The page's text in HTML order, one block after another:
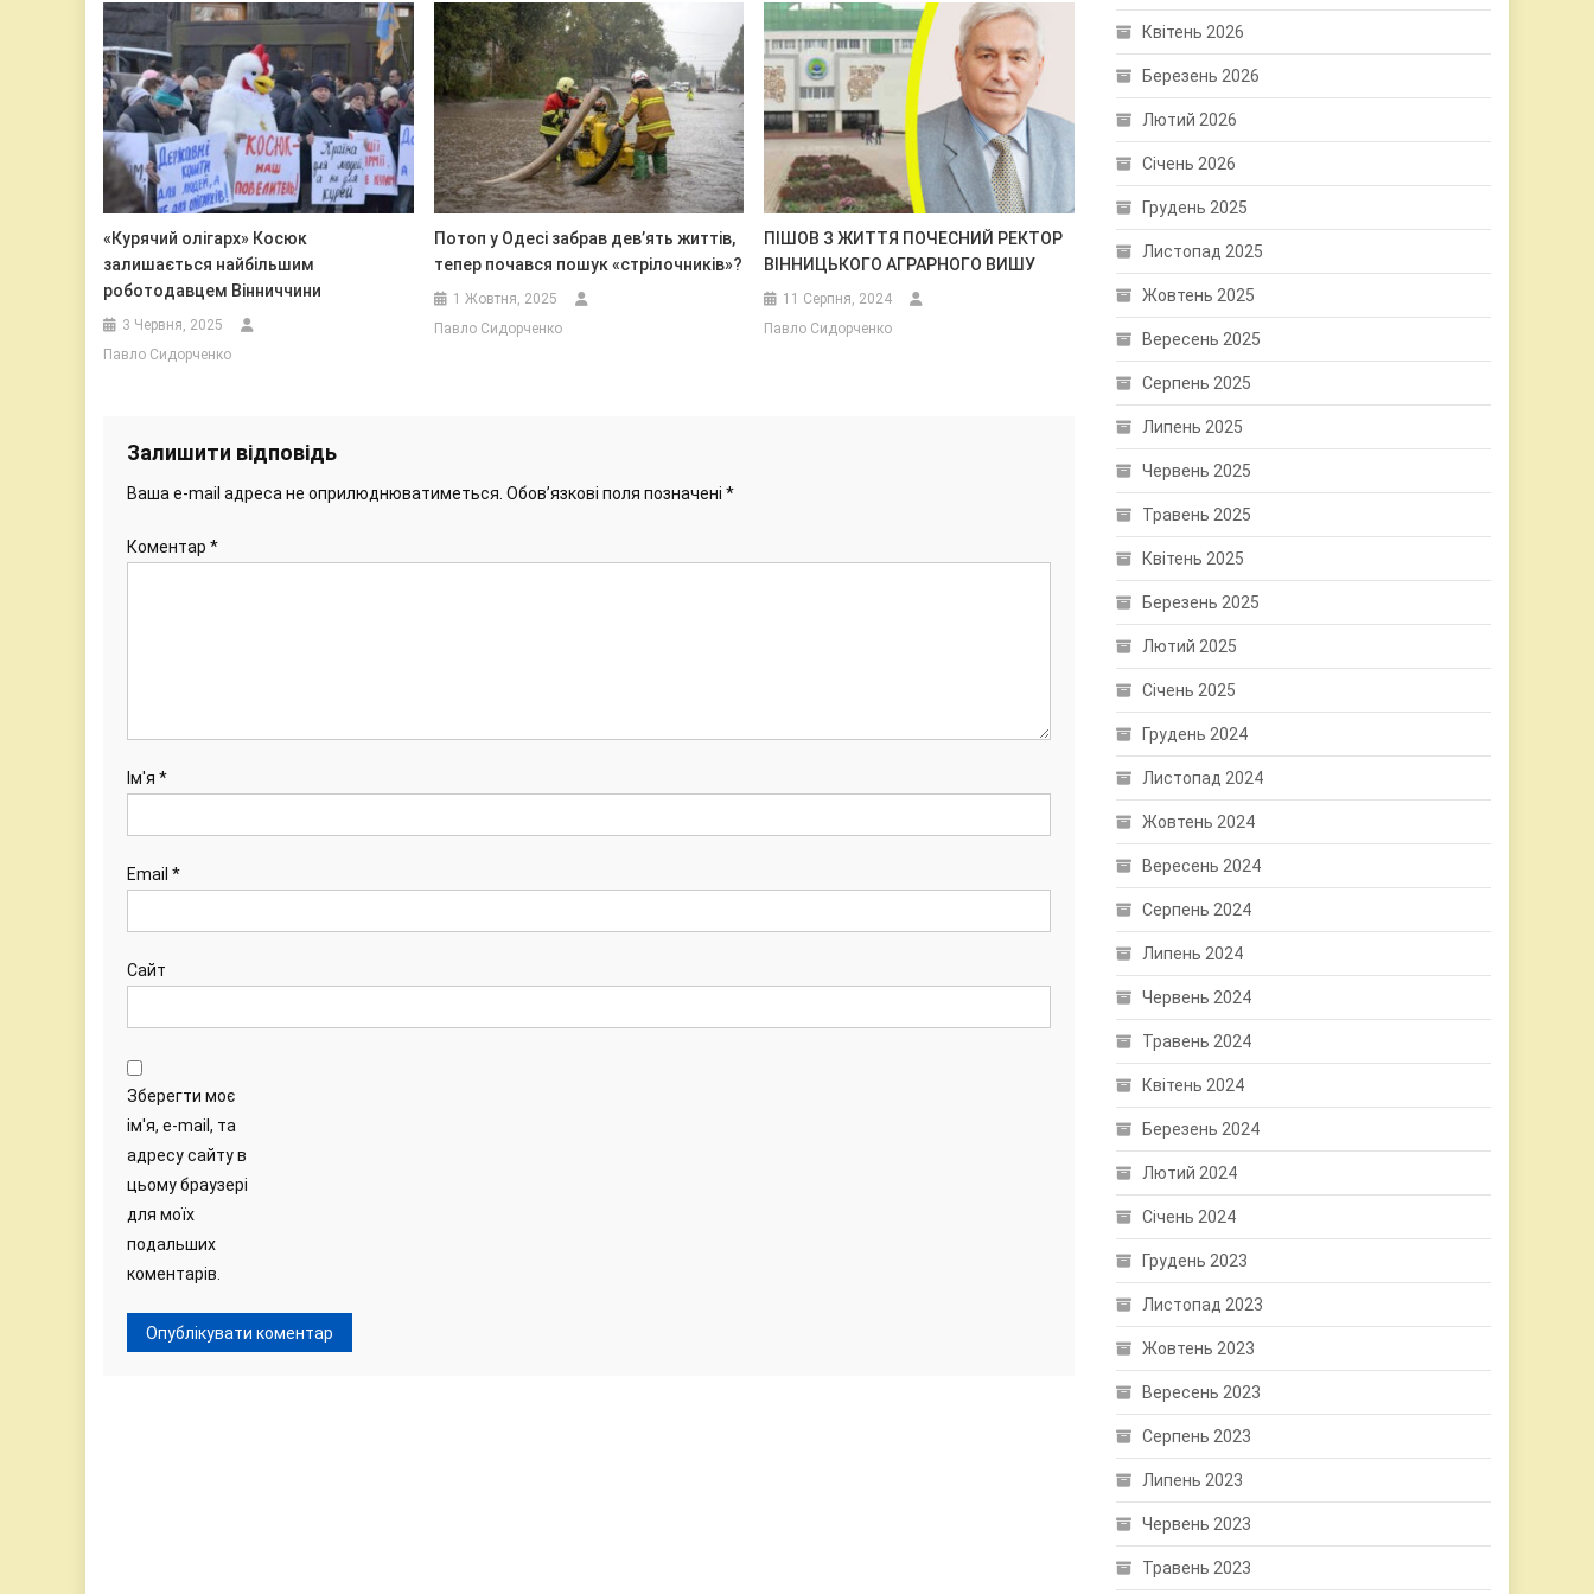
«Курячий олігарх» Косюк
залишається найбільшим
роботодавцем Вінниччини
3 Червня, 2025
Павло Сидорченко
Потоп у Одесі забрав дев’ять життів,
тепер почався пошук «стрілочників»?
1 Жовтня, 2025
Павло Сидорченко
ПІШОВ З ЖИТТЯ ПОЧЕСНИЙ РЕКТОР
ВІННИЦЬКОГО АГРАРНОГО ВИШУ
11 Серпня, 2024
Павло Сидорченко
Залишити відповідь
Ваша e-mail адреса не оприлюднюватиметься. Обов’язкові поля позначені *
Коментар *
Ім'я *
Email *
Сайт
Зберегти моє
ім'я, e-mail, та
адресу сайту в
цьому браузері
для моїх
подальших
коментарів.
Квітень 2026
Березень 2026
Лютий 2026
Січень 2026
Грудень 2025
Листопад 2025
Жовтень 2025
Вересень 2025
Серпень 2025
Липень 2025
Червень 2025
Травень 2025
Квітень 2025
Березень 2025
Лютий 2025
Січень 2025
Грудень 2024
Листопад 2024
Жовтень 2024
Вересень 2024
Серпень 2024
Липень 2024
Червень 2024
Травень 2024
Квітень 2024
Березень 2024
Лютий 2024
Січень 2024
Грудень 2023
Листопад 2023
Жовтень 2023
Вересень 2023
Серпень 2023
Липень 2023
Червень 2023
Травень 2023